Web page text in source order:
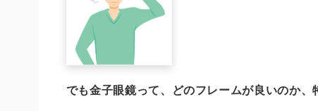
でも金子眼鏡って、どのフレームが良いのか、